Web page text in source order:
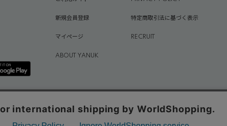
新規会員登録 特定商取引法に基づく表示
マイページ RECRUIT
ABOUT YANUK